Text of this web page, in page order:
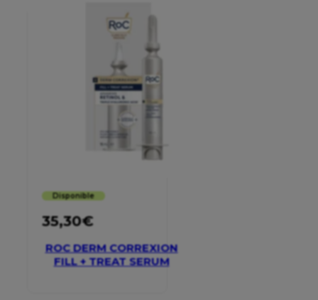
Disponible
35,30€
ROC DERM CORREXION
FILL + TREAT SERUM